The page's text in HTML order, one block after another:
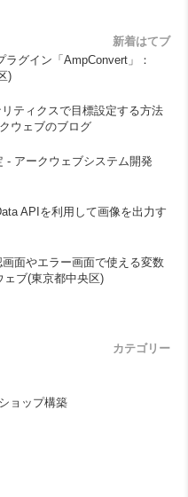
新着はてブ
グイン「AmpConvert」：
)
ティクスで目標設定する方法
ウェブのブログ
- アークウェブシステム開発
APIを利用して画像を出力す
面やエラー画面で使える変数
ェブ(東京都中央区)
カテゴリー
ョップ構築